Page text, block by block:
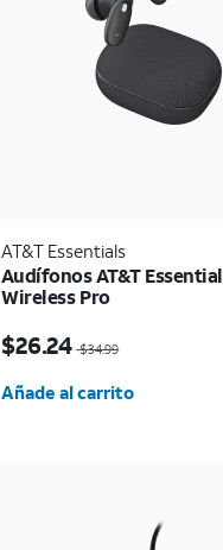
AT&T Essentials
Audífonos AT&T
Wireless Pro
$26.24 $34.99
Añade al carrito